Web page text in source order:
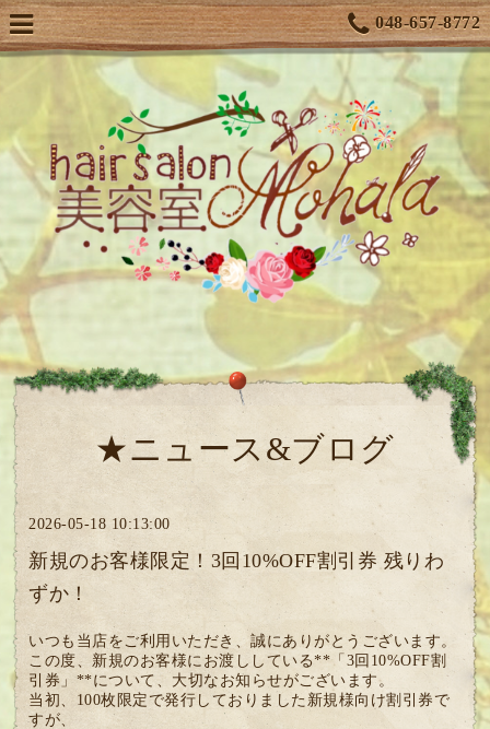
048-657-8772
★ニュース&ブログ
2026-05-18 10:13:00
新規のお客様限定！3回10%OFF割引券 残りわ
ずか！
いつも当店をご利用いただき、誠にありがとうございます。
この度、新規のお客様にお渡ししている**「3回10%OFF割
引券」**について、大切なお知らせがございます。
当初、100枚限定で発行しておりました新規様向け割引券で
すが、